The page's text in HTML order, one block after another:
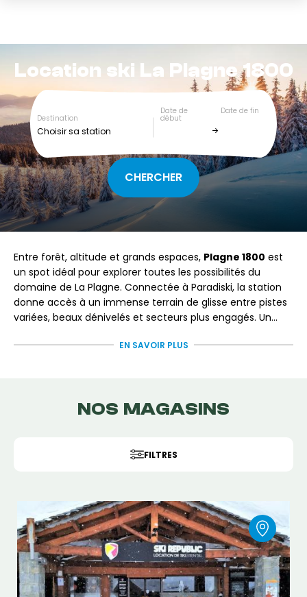
Location ski La Plagne 1800
Destination
Choisir sa station
Date de
début
Date de fin
Entre forêt, altitude et grands espaces, Plagne 1800 est
un spot idéal pour explorer toutes les possibilités du
domaine de La Plagne. Connectée à Paradiski, la station
donne accès à un immense terrain de glisse entre pistes
variées, beaux dénivelés et secteurs plus engagés. Un
journée en montagne.EN SAVOIR PLUS
NOS MAGASINS
FILTRES